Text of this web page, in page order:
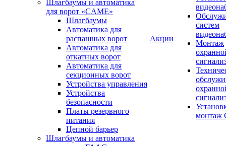
Шлагбаумы и автоматика
для ворот «CAME»
Шлагбаумы
Автоматика для
распашных ворот
Автоматика для
откатных ворот
Автоматика для
секционных ворот
Устройства управления
Устройства
безопасности
Платы резервного
питания
Цепной барьер
Шлагбаумы и автоматика
Акции
систем
Монтаж
монтаж